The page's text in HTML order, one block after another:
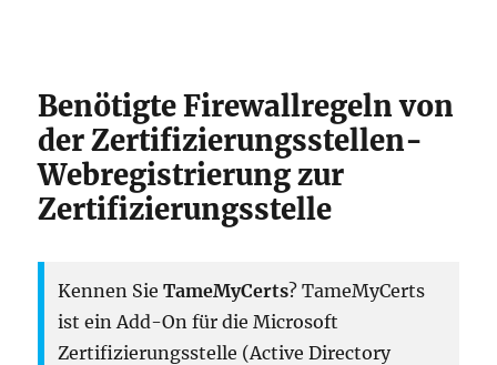
Benötigte Firewallregeln von
der Zertifizierungsstellen-
Webregistrierung zur
Zertifizierungsstelle
Kennen SieTameMyCerts? TameMyCerts
ist ein Add-On für die Microsoft
Zertifizierungsstelle (Active Directory